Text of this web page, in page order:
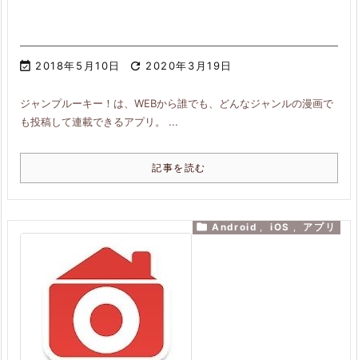
 2018年5月10日  2020年3月19日
ジャンプルーキー！は、WEBから誰でも、どんなジャンルの漫画で
も投稿して連載できるアプリ。 ...
記事を読む
 Android , iOS , アプリ